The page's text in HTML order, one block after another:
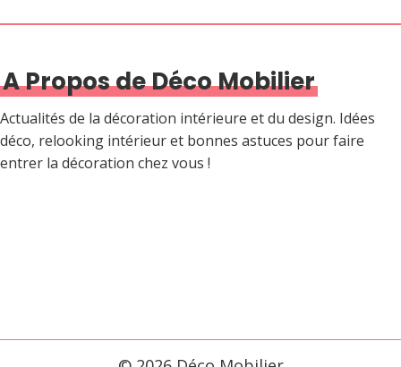
A Propos de Déco Mobilier
Actualités de la décoration intérieure et du design. Idées
déco, relooking intérieur et bonnes astuces pour faire
entrer la décoration chez vous !